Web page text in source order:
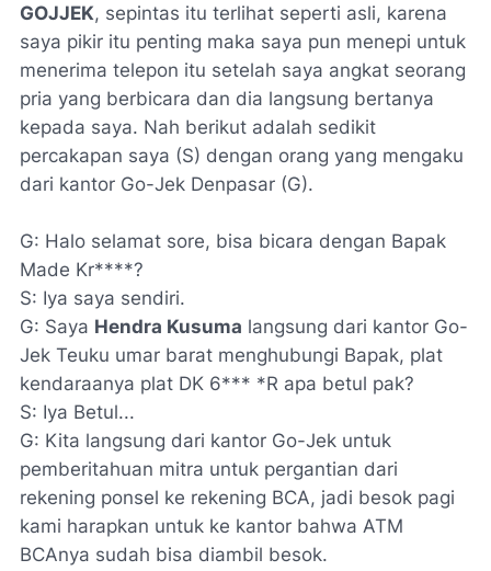
GOJJEK, sepintas itu terlihat seperti asli, karena
saya pikir itu penting maka saya pun menepi untuk
menerima telepon itu setelah saya angkat seorang
pria yang berbicara dan dia langsung bertanya
kepada saya. Nah berikut adalah sedikit
percakapan saya (S) dengan orang yang mengaku
dari kantor Go-Jek Denpasar (G).
G: Halo selamat sore, bisa bicara dengan Bapak
Made Kr****?
S: Iya saya sendiri.
G: Saya Hendra Kusuma langsung dari kantor Go-
Jek Teuku umar barat menghubungi Bapak, plat
kendaraanya plat DK 6*** *R apa betul pak?
S: Iya Betul...
G: Kita langsung dari kantor Go-Jek untuk
pemberitahuan mitra untuk pergantian dari
rekening ponsel ke rekening BCA, jadi besok pagi
kami harapkan untuk ke kantor bahwa ATM
BCAnya sudah bisa diambil besok.